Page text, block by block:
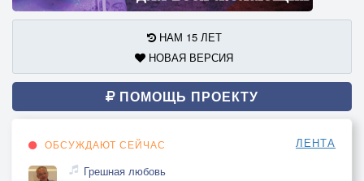
НАМ 15 ЛЕТ
НОВАЯ ВЕРСИЯ
ПОМОЩЬ ПРОЕКТУ
ОБСУЖДАЮТ СЕЙЧАС ЛЕНТА
Грешная любовь